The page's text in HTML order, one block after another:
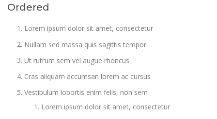
Ordered
Lorem ipsum dolor sit amet, consectetur
Nullam sed massa quis sagittis tempor
Ut rutrum sem vel augue rhoncus
Cras aliquam accumsan lorem ac cursus
Vestibulum lobortis enim felis, non sem
Lorem ipsum dolor sit amet, consectetur